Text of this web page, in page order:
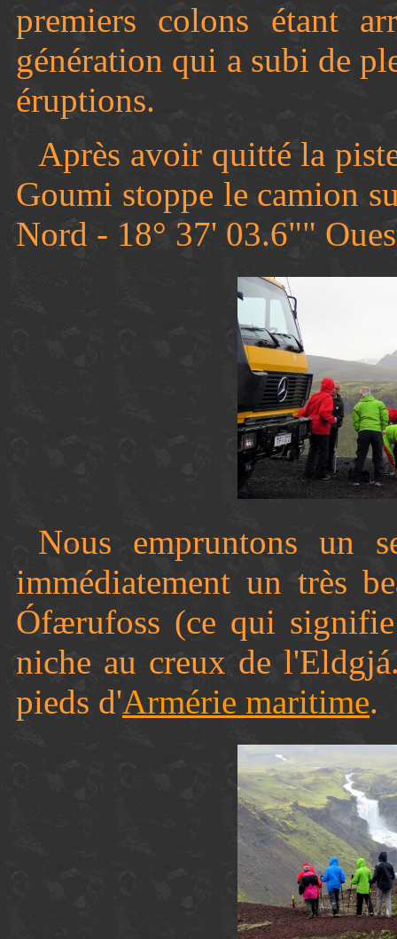
premiers colons étant
génération qui a subi de
éruptions.
Après avoir quitté la
Goumi stoppe le camion
Nord - 18° 37' 03.6""
Nous empruntons un
immédiatement un très
Ófærufoss (ce qui
niche au creux de
pieds d'Armérie maritime.